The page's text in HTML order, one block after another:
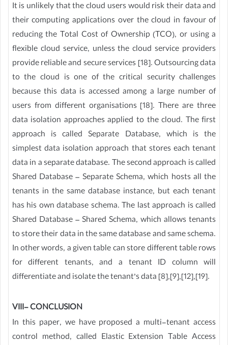
It is unlikely that the cloud users would risk their data and
their computing applications over the cloud in favour of
reducing the Total Cost of Ownership (TCO), or using a
flexible cloud service, unless the cloud service providers
provide reliable and secure services [18]. Outsourcing data
to the cloud is one of the critical security challenges
because this data is accessed among a large number of
users from different organisations [18]. There are three
data isolation approaches applied to the cloud. The first
approach is called Separate Database, which is the
simplest data isolation approach that stores each tenant
data in a separate database. The second approach is called
Shared Database – Separate Schema, which hosts all the
tenants in the same database instance, but each tenant
has his own database schema. The last approach is called
Shared Database – Shared Schema, which allows tenants
to store their data in the same database and same schema.
In other words, a given table can store different table rows
for different tenants, and a tenant ID column will
differentiate and isolate the tenant’s data [8],[9],[12],[19].
VIII- CONCLUSION
In this paper, we have proposed a multi-tenant access
control method, called Elastic Extension Table Access